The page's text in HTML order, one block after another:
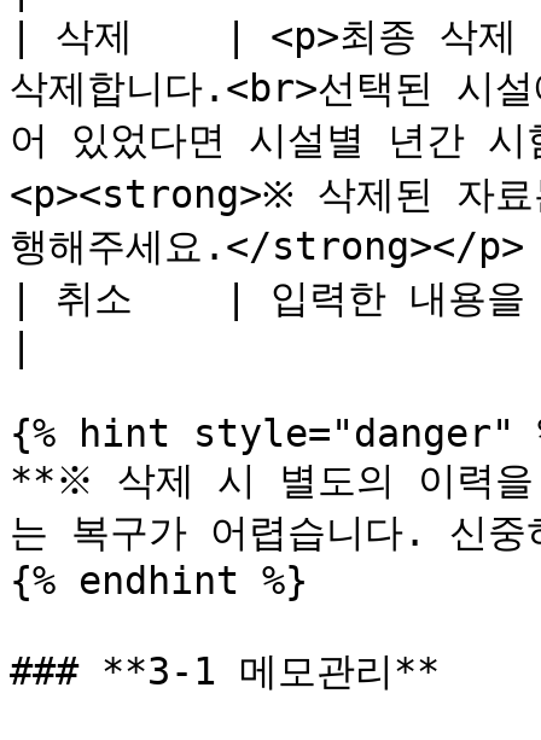
| 삭제    | <p>최종 삭제
삭제합니다.<br>선택된 시
어 있었다면 시설별 년간
<p><strong>※ 삭제된 자
행해주세요.</
| 취소    | 입력한 내용을
{% hint style="danger"
**※ 삭제 시 별도의 이력을
는 복구가 어렵습니다. 신
{% endhint %}
### **3-1 메모관리**